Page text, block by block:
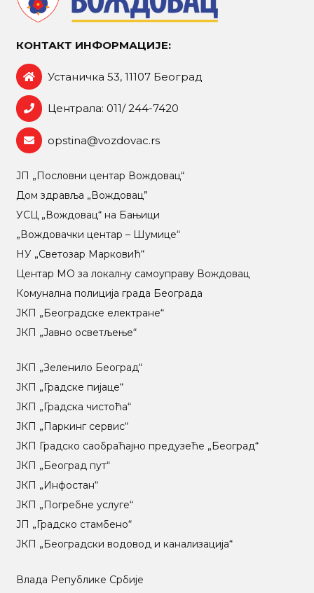
КОНТАКТ ИНФОРМАЦИЈЕ:
Устаничка 53, 11107 Београд
Централа: 011/ 244-7420
opstina@vozdovac.rs
ЈП „Пословни центар Вождовац“
Дом здравља „Вождовац”
УСЦ „Вождовац“ на Бањици
„Вождовачки центар – Шумице“
НУ „Светозар Марковић“
Центар МO за локалну самоуправу Вождовац
Комунална полиција града Београда
ЈКП „Београдске електране“
ЈКП „Јавно осветљење“
ЈКП „Зеленило Београд“
ЈКП „Градске пијаце“
ЈКП „Градска чистоћа“
ЈКП „Паркинг сервис“
ЈКП Градско саобраћајно предузеће „Београд“
ЈКП „Београд пут“
ЈКП „Инфостан“
ЈКП „Погребне услуге“
ЈП „Градско стамбено“
ЈКП „Београдски водовод и канализација“
Влада Републике Србије